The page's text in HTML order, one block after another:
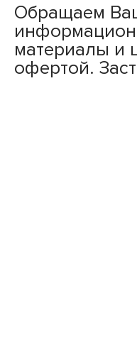
Обращаем
материалы и
офертой.